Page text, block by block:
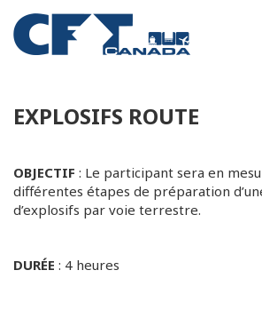
EXPLOSIFS ROUTE
OBJECTIF : Le participant sera en
différentes étapes de préparation
d’explosifs par voie terrestre.
DURÉE : 4 heures